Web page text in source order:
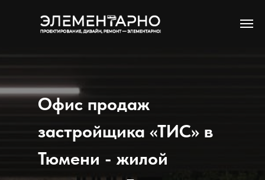
Офис продаж
застройщика «ТИС» в
Тюмени - жилой